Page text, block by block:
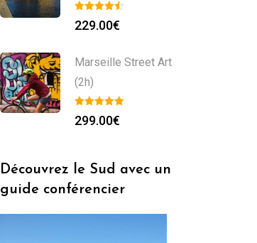
229.00€
Marseille Street Art
(2h)
299.00€
Découvrez le Sud avec un
guide conférencier